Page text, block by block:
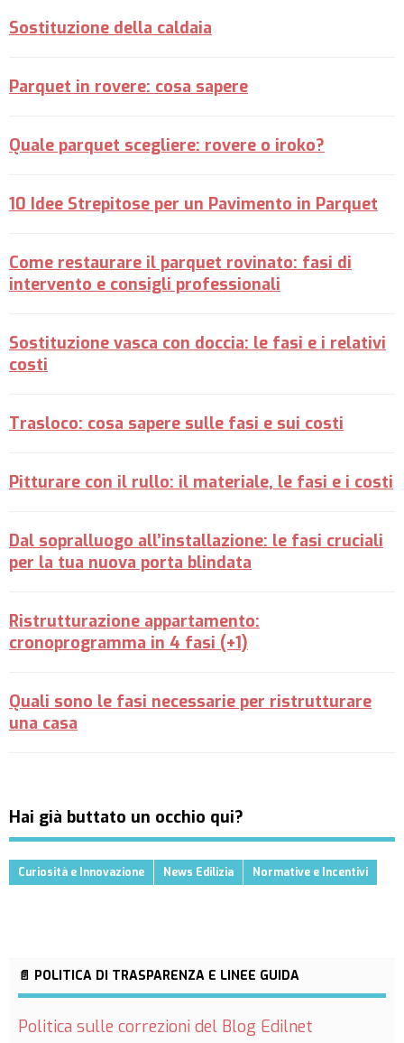
Sostituzione della caldaia
Parquet in rovere: cosa sapere
Quale parquet scegliere: rovere o iroko?
10 Idee Strepitose per un Pavimento in Parquet
Come restaurare il parquet rovinato: fasi di
intervento e consigli professionali
Sostituzione vasca con doccia: le fasi e i relativi
costi
Trasloco: cosa sapere sulle fasi e sui costi
Pitturare con il rullo: il materiale, le fasi e i costi
Dal sopralluogo all’installazione: le fasi cruciali
per la tua nuova porta blindata
Ristrutturazione appartamento:
cronoprogramma in 4 fasi (+1)
Quali sono le fasi necessarie per ristrutturare
una casa
Hai già buttato un occhio qui?
Curiosità e Innovazione News Edilizia Normative e Incentivi
📄 POLITICA DI TRASPARENZA E LINEE GUIDA
Politica sulle correzioni del Blog Edilnet